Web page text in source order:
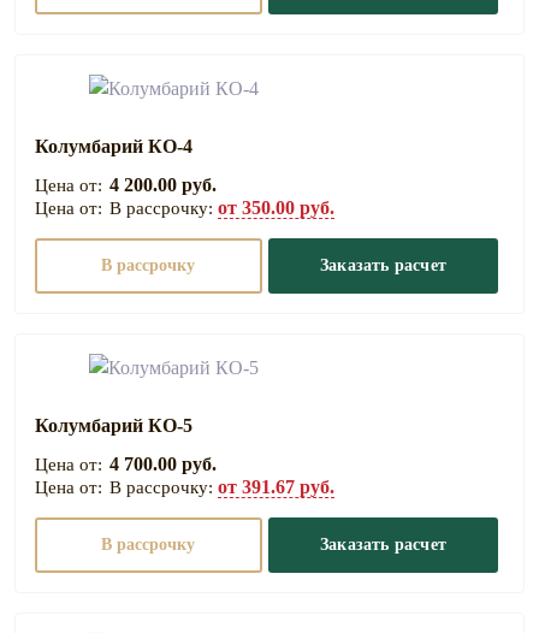
Колумбарий КО-4
4 200.00 руб.
В рассрочку: от 350.00 руб.
В рассрочку Заказать расчет
Колумбарий КО-5
4 700.00 руб.
В рассрочку: от 391.67 руб.
В рассрочку Заказать расчет